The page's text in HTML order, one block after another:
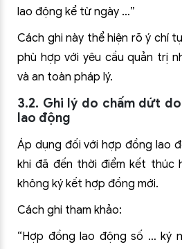
lao động kể từ ngày …”
Cách ghi này thể hiện rõ ý chí
phù hợp với yêu cầu quản trị
và an toàn pháp lý.
3.2. Ghi lý do chấm dứt
lao động
Áp dụng đối với hợp đồng lao
khi đã đến thời điểm kết thúc
không ký kết hợp đồng mới.
Cách ghi tham khảo:
“Hợp đồng lao động số … ký